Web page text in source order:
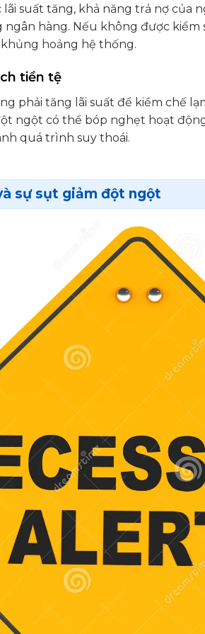
suất tăng, khả năng trả nợ của
hàng. Nếu không được kiểm
hoảng hệ thống.
tiền tệ
phải tăng lãi suất để kiềm chế
ngột có thể bóp nghẹt hoạt
quá trình suy thoái.
sự sụt giảm đột ngột